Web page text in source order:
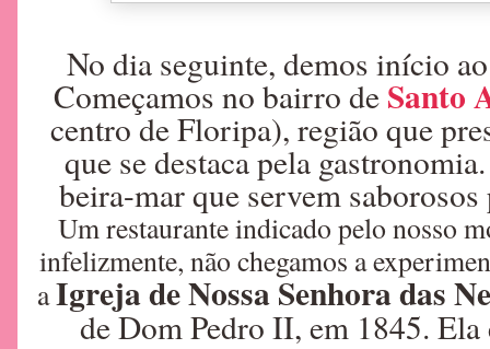
No dia seguinte, demos início
Começamos no bairro de Santo
centro de Floripa), região que
que se destaca pela
beira-mar que servem
Um restaurante indicado pelo nosso
infelizmente, não chegamos a
aIgreja de Nossa Senhora das
de Dom Pedro II, em 1845.